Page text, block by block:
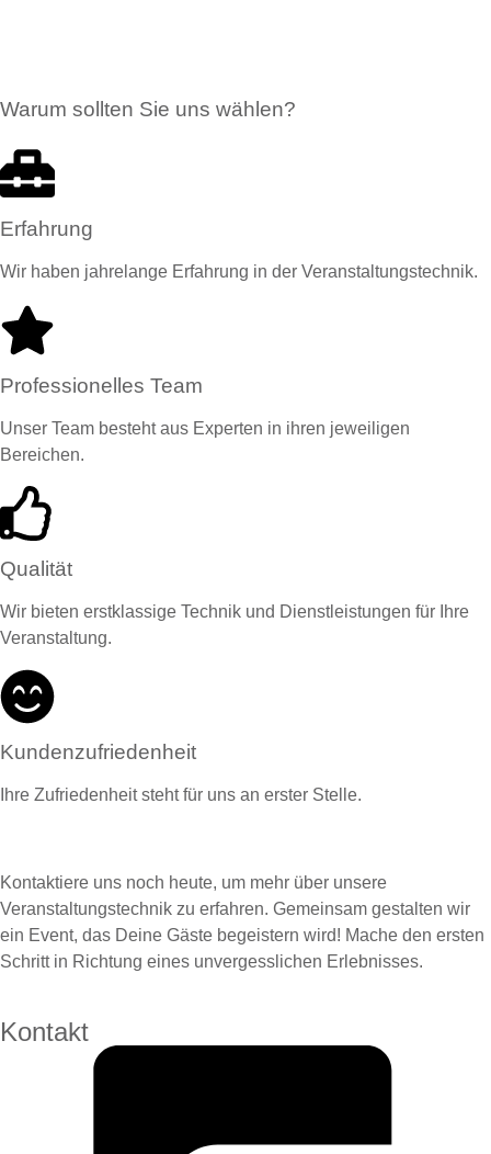
Warum sollten Sie uns wählen?
Erfahrung
Wir haben jahrelange Erfahrung in der Veranstaltungstechnik.
Professionelles Team
Unser Team besteht aus Experten in ihren jeweiligen
Bereichen.
Qualität
Wir bieten erstklassige Technik und Dienstleistungen für Ihre
Veranstaltung.
Kundenzufriedenheit
Ihre Zufriedenheit steht für uns an erster Stelle.
Kontaktiere uns noch heute, um mehr über unsere
Veranstaltungstechnik zu erfahren. Gemeinsam gestalten wir
ein Event, das Deine Gäste begeistern wird! Mache den ersten
Schritt in Richtung eines unvergesslichen Erlebnisses.
Kontakt